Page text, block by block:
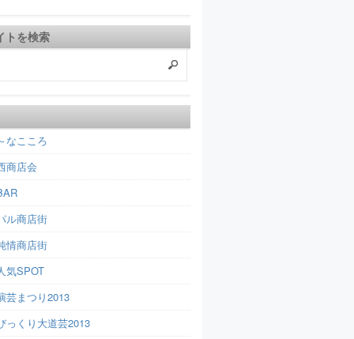
トを検索
なこころ
商店会
ル商店街
情商店街
気SPOT
芸まつり2013
っくり大道芸2013